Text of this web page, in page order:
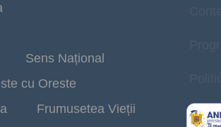
Sens Național
cu Oreste
Frumusetea Vieții